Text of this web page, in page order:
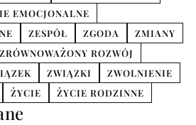
EMOCJONALNE
ZESPÓŁ ZGODA
ZMIANY
ZRÓWNOWAŻONY ROZWÓJ
ZWIĄZKI
ZWOLNIENIE
ŻYCIE ŻYCIE RODZINNE